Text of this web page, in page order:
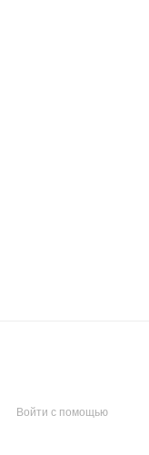
Войти с помощью